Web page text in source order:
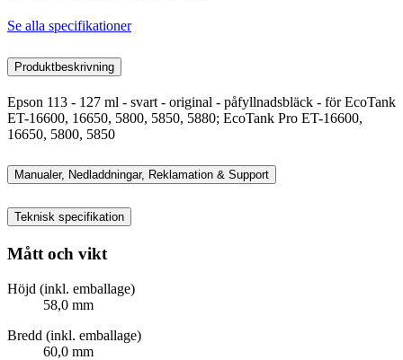
Se alla specifikationer
Produktbeskrivning
Epson 113 - 127 ml - svart - original - påfyllnadsbläck - för EcoTank
ET-16600, 16650, 5800, 5850, 5880; EcoTank Pro ET-16600,
16650, 5800, 5850
Manualer, Nedladdningar, Reklamation & Support
Teknisk specifikation
Mått och vikt
Höjd (inkl. emballage)
58,0 mm
Bredd (inkl. emballage)
60,0 mm